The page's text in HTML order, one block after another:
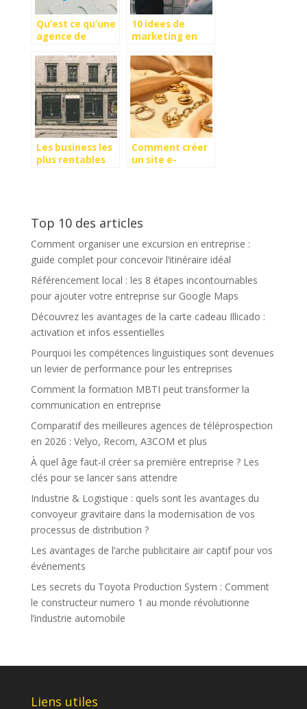
Qu’est ce qu’une
agence de
10 idees de
marketing en
2022
Les business les
plus rentables
Comment créer
un site e-
Top 10 des articles
Comment organiser une excursion en entreprise :
guide complet pour concevoir l’itinéraire idéal
Référencement local : les 8 étapes incontournables
pour ajouter votre entreprise sur Google Maps
Découvrez les avantages de la carte cadeau Illicado :
activation et infos essentielles
Pourquoi les compétences linguistiques sont devenues
un levier de performance pour les entreprises
Comment la formation MBTI peut transformer la
communication en entreprise
Comparatif des meilleures agences de téléprospection
en 2026 : Velyo, Recom, A3COM et plus
À quel âge faut-il créer sa première entreprise ? Les
clés pour se lancer sans attendre
Industrie & Logistique : quels sont les avantages du
convoyeur gravitaire dans la modernisation de vos
processus de distribution ?
Les avantages de l’arche publicitaire air captif pour vos
événements
Les secrets du Toyota Production System : Comment
le constructeur numero 1 au monde révolutionne
l’industrie automobile
Liens utiles